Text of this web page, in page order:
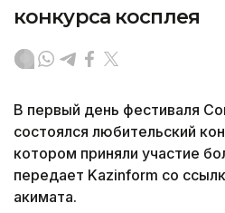
конкурса косплея
В первый день фестиваля
состоялся любительский
котором приняли участие
передает Kazinform со
акимата.